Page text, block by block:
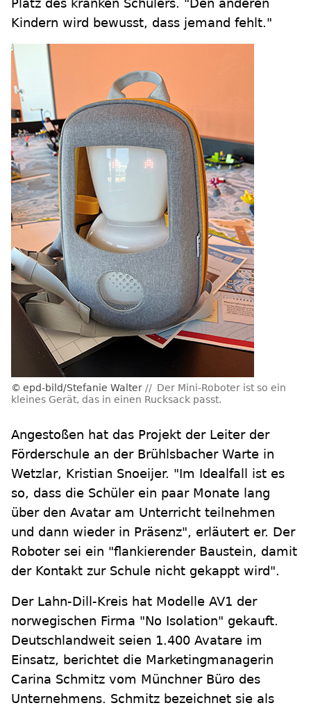
Platz des kranken Schülers. "Den anderen
Kindern wird bewusst, dass jemand fehlt."
epd-bild/Stefanie Walter
Der Mini-Roboter ist so ein
kleines Gerät, das in einen Rucksack passt.
Angestoßen hat das Projekt der Leiter der
Förderschule an der Brühlsbacher Warte in
Wetzlar, Kristian Snoeijer. "Im Idealfall ist es
so, dass die Schüler ein paar Monate lang
über den Avatar am Unterricht teilnehmen
und dann wieder in Präsenz", erläutert er. Der
Roboter sei ein "flankierender Baustein, damit
der Kontakt zur Schule nicht gekappt wird".
Der Lahn-Dill-Kreis hat Modelle AV1 der
norwegischen Firma "No Isolation" gekauft.
Deutschlandweit seien 1.400 Avatare im
Einsatz, berichtet die Marketingmanagerin
Carina Schmitz vom Münchner Büro des
Unternehmens. Schmitz bezeichnet sie als